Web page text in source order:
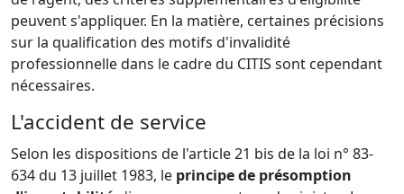
peuvent s'appliquer. En la matière, certaines précisions
sur la qualification des motifs d'invalidité
professionnelle dans le cadre du CITIS sont cependant
nécessaires.
L'accident de service
Selon les dispositions de l'article 21 bis de la loi n° 83-
634 du 13 juillet 1983, le principe de présomption